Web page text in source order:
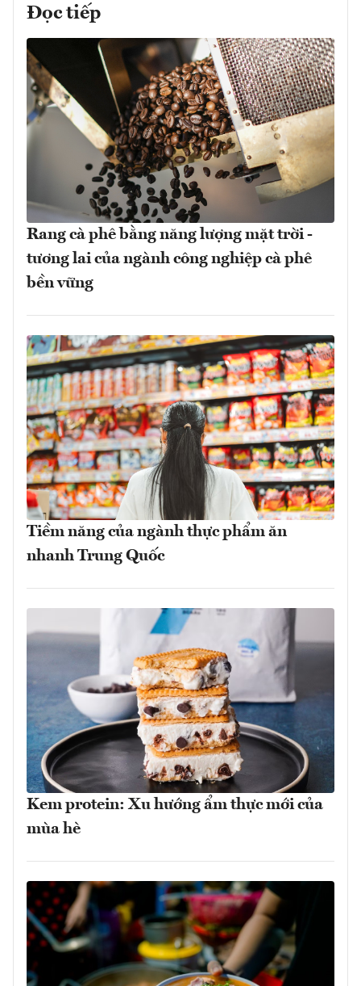
Đọc tiếp
Rang cà phê bằng năng lượng mặt trời -
tương lai của ngành công nghiệp cà phê
bền vững
Tiềm năng của ngành thực phẩm ăn
nhanh Trung Quốc
Kem protein: Xu hướng ẩm thực mới của
mùa hè